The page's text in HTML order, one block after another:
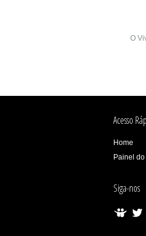
O
Acesso
Home
Painel
Siga-nos